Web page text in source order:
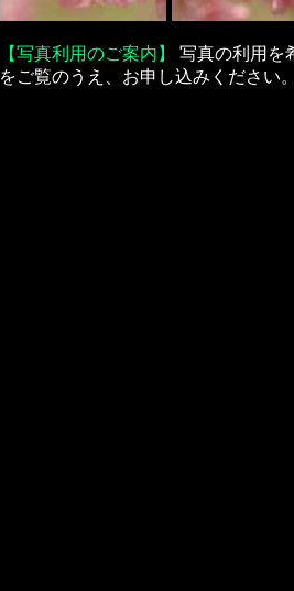
【写真利用のご案内】
写真の利用を
をご覧のうえ、お申し込みください